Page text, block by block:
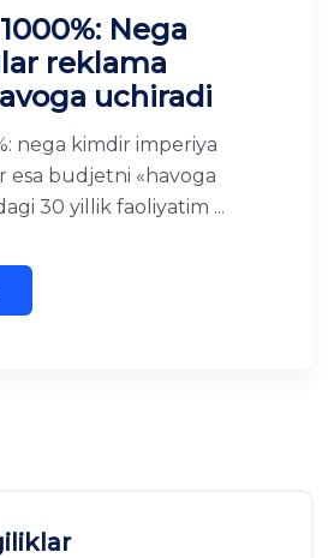
Nega
reklama
uchiradi
nega kimdir imperiya
esa budjetni «havoga
30 yillik faoliyatim ...